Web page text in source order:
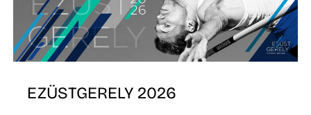
EZÜSTGERELY 2026